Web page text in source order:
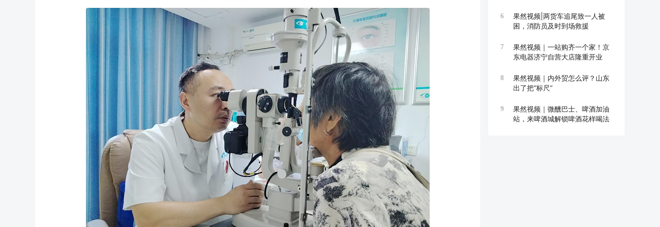
6
果然视频|两货车追尾致一人被
困，消防员及时到场救援
7
果然视频｜一站购齐一个家！京
东电器济宁自营大店隆重开业
8
果然视频｜内外贸怎么评？山东
出了把“标尺”
9
果然视频｜微醺巴士、啤酒加油
站，来啤酒城解锁啤酒花样喝法